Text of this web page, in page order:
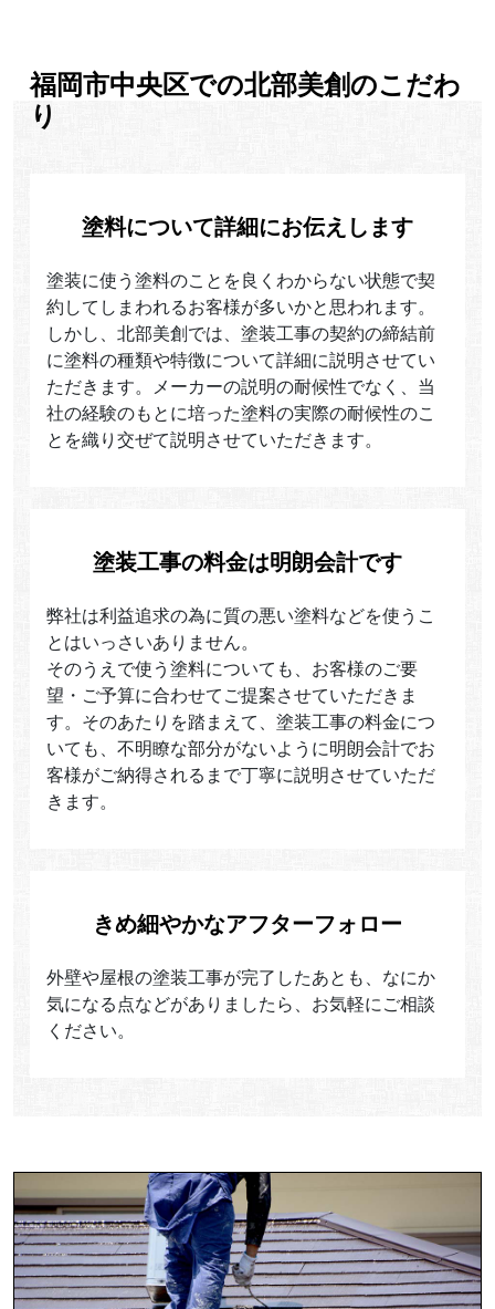
福岡市中央区での北部美創のこだわ
り
塗料について詳細にお伝えします
塗装に使う塗料のことを良くわからない状態で契
約してしまわれるお客様が多いかと思われます。
しかし、北部美創では、塗装工事の契約の締結前
に塗料の種類や特徴について詳細に説明させてい
ただきます。メーカーの説明の耐候性でなく、当
社の経験のもとに培った塗料の実際の耐候性のこ
とを織り交ぜて説明させていただきます。
塗装工事の料金は明朗会計です
弊社は利益追求の為に質の悪い塗料などを使うこ
とはいっさいありません。
そのうえで使う塗料についても、お客様のご要
望・ご予算に合わせてご提案させていただきま
す。そのあたりを踏まえて、塗装工事の料金につ
いても、不明瞭な部分がないように明朗会計でお
客様がご納得されるまで丁寧に説明させていただ
きます。
きめ細やかなアフターフォロー
外壁や屋根の塗装工事が完了したあとも、なにか
気になる点などがありましたら、お気軽にご相談
ください。